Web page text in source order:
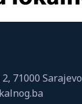
71000 Sarajevo